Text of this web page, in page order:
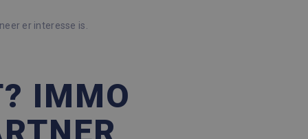
er interesse is.
IMMO